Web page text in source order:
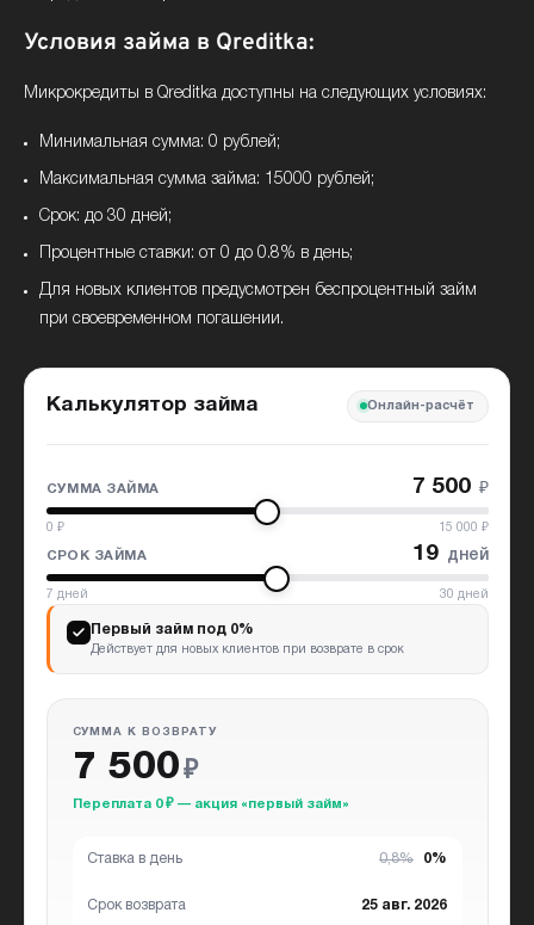
Условия займа в Qreditka:
Микрокредиты в Qreditka доступны на следующих условиях:
Минимальная сумма: 0 рублей;
Максимальная сумма займа: 15000 рублей;
Срок: до 30 дней;
Процентные ставки: от 0 до 0.8% в день;
Для новых клиентов предусмотрен беспроцентный займ
при своевременном погашении.
Калькулятор займа Онлайн-расчёт
СУММА ЗАЙМА 7 500 ₽
0 ₽ 15 000 ₽
СРОК ЗАЙМА 19 дней
7 дней 30 дней
Первый займ под 0%
Действует для новых клиентов при возврате в срок
СУММА К ВОЗВРАТУ
7 500 ₽
Переплата 0 ₽ — акция «первый займ»
Ставка в день 0,8% 0%
Срок возврата 25 авг. 2026